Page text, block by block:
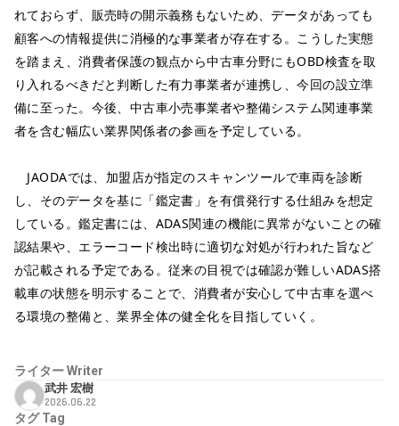
れておらず、販売時の開示義務もないため、データがあっても
顧客への情報提供に消極的な事業者が存在する。こうした実態
を踏まえ、消費者保護の観点から中古車分野にもOBD検査を取
り入れるべきだと判断した有力事業者が連携し、今回の設立準
備に至った。今後、中古車小売事業者や整備システム関連事業
者を含む幅広い業界関係者の参画を予定している。
JAODAでは、加盟店が指定のスキャンツールで車両を診断
し、そのデータを基に「鑑定書」を有償発行する仕組みを想定
している。鑑定書には、ADAS関連の機能に異常がないことの確
認結果や、エラーコード検出時に適切な対処が行われた旨など
が記載される予定である。従来の目視では確認が難しいADAS搭
載車の状態を明示することで、消費者が安心して中古車を選べ
る環境の整備と、業界全体の健全化を目指していく。
ライターWriter
武井 宏樹
2026.06.22
タグTag